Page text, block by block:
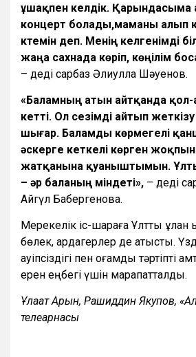
ұшақпен келдік.
концерт болады,маманы алып
күтемін деп. Менің келгенімді
жаңа сахнада көріп, көңілім
– деді сарбаз Әлиулла Шәуенов.
«Баламның атын айтқанда қол-
кетті. Ол сезімді айтып
шығар. Баламды көрмегелі
әскерге кеткелі көрген жоқпын
жатқанына қуаныштымын.
– әр баланың міндеті», – деді
Айгүл Бақбергенова.
Мерекелік іс-шараға Ұлттық ұлан
бөлек, ардагерлер де қатысты.
қауіпсіздігі пен қоғамдық тәртіпті
ерен еңбегі үшін марапатталды.
Ұлағат Арғын, Рашиддин Якупов,
телеарнасы